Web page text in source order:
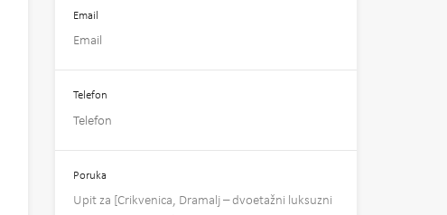
Email
Telefon
Poruka